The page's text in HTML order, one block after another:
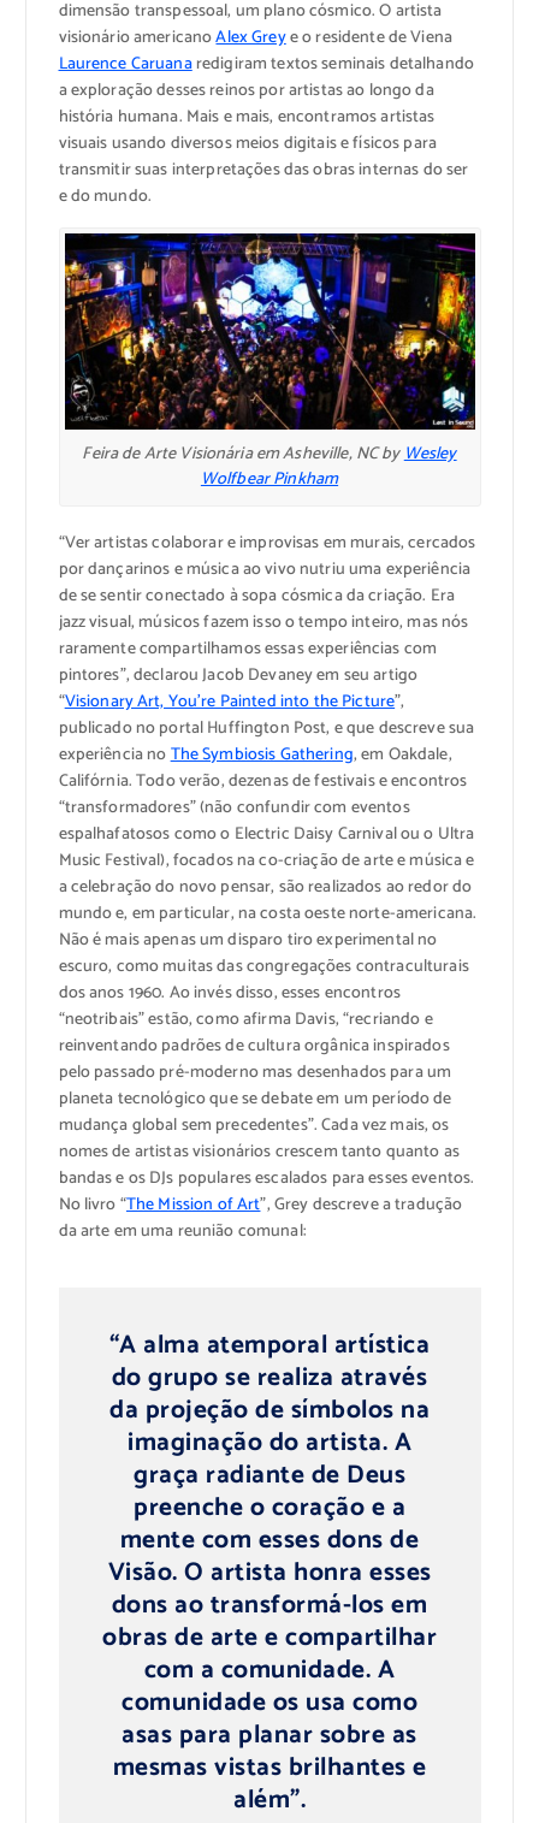
dimensão transpessoal, um plano cósmico. O artista
visionário americanoAlex Greye o residente de Viena
Laurence Caruanaredigiram textos seminais detalhando
a exploração desses reinos por artistas ao longo da
história humana. Mais e mais, encontramos artistas
visuais usando diversos meios digitais e físicos para
transmitir suas interpretações das obras internas do ser
e do mundo.
Feira de Arte Visionária em Asheville, NC byWesley
Wolfbear Pinkham
“Ver artistas colaborar e improvisas em murais, cercados
por dançarinos e música ao vivo nutriu uma experiência
de se sentir conectado à sopa cósmica da criação. Era
jazz visual, músicos fazem isso o tempo inteiro, mas nós
raramente compartilhamos essas experiências com
pintores”, declarou Jacob Devaney em seu artigo
“Visionary Art, You’re Painted into the Picture”,
publicado no portal Huffington Post, e que descreve sua
experiência noThe Symbiosis Gathering, em Oakdale,
Califórnia. Todo verão, dezenas de festivais e encontros
“transformadores” (não confundir com eventos
espalhafatosos como o Electric Daisy Carnival ou o Ultra
Music Festival), focados na co-criação de arte e música e
a celebração do novo pensar, são realizados ao redor do
mundo e, em particular, na costa oeste norte-americana.
Não é mais apenas um disparo tiro experimental no
escuro, como muitas das congregações contraculturais
dos anos 1960. Ao invés disso, esses encontros
“neotribais” estão, como afirma Davis, “recriando e
reinventando padrões de cultura orgânica inspirados
pelo passado pré-moderno mas desenhados para um
planeta tecnológico que se debate em um período de
mudança global sem precedentes”. Cada vez mais, os
nomes de artistas visionários crescem tanto quanto as
bandas e os DJs populares escalados para esses eventos.
No livro “The Mission of Art”, Grey descreve a tradução
da arte em uma reunião comunal:
“A alma atemporal artística
do grupo se realiza através
da projeção de símbolos na
imaginação do artista. A
graça radiante de Deus
preenche o coração e a
mente com esses dons de
Visão. O artista honra esses
dons ao transformá-los em
obras de arte e compartilhar
com a comunidade. A
comunidade os usa como
asas para planar sobre as
mesmas vistas brilhantes e
além”.